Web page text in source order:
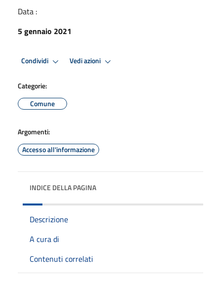
Data :
5 gennaio 2021
Condividi Vedi azioni
Categorie:
Comune
Argomenti:
Accesso all'informazione
INDICE DELLA PAGINA
Descrizione
A cura di
Contenuti correlati